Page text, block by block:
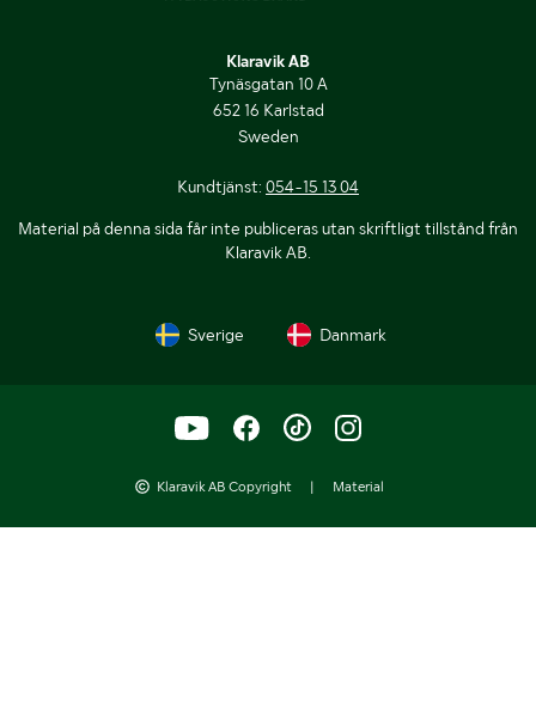
Klaravik AB
Tynäsgatan 10 A
652 16 Karlstad
Sweden
Kundtjänst: 054-15 13 04
Material på denna sida får inte publiceras utan skriftligt tillstånd från
Klaravik AB.
Sverige Danmark
Klaravik AB Copyright | Material